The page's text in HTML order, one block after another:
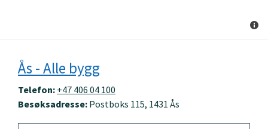
Ås - Alle bygg
Telefon: +47 406 04 100
Besøksadresse: Postboks 115, 1431 Ås